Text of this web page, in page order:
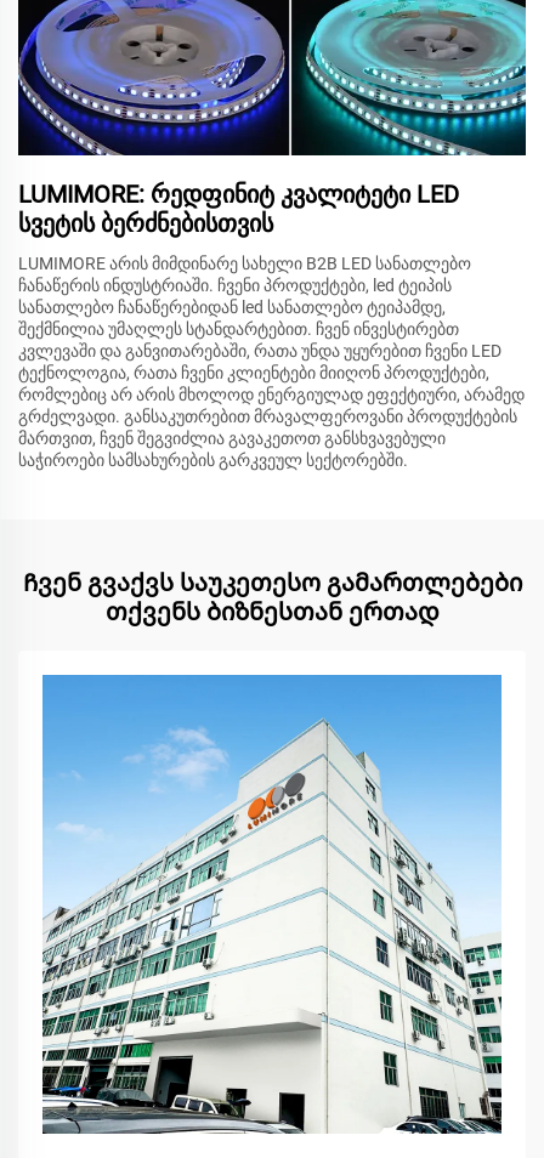
LUMIMORE: რედფინიტ კვალიტეტი LED
სვეტის ბერძნებისთვის
LUMIMORE არის მიმდინარე სახელი B2B LED სანათლებო
ჩანაწერის ინდუსტრიაში. ჩვენი პროდუქტები, led ტეიპის
სანათლებო ჩანაწერებიდან led სანათლებო ტეიპამდე,
შექმნილია უმაღლეს სტანდარტებით. ჩვენ ინვესტირებთ
კვლევაში და განვითარებაში, რათა უნდა უყურებით ჩვენი LED
ტექნოლოგია, რათა ჩვენი კლიენტები მიიღონ პროდუქტები,
რომლებიც არ არის მხოლოდ ენერგიულად ეფექტიური, არამედ
გრძელვადი. განსაკუთრებით მრავალფეროვანი პროდუქტების
მართვით, ჩვენ შეგვიძლია გავაკეთოთ განსხვავებული
საჭიროები სამსახურების გარკვეულ სექტორებში.
Ჩვენ გვაქვს საუკეთესო გამართლებები
თქვენს ბიზნესთან ერთად